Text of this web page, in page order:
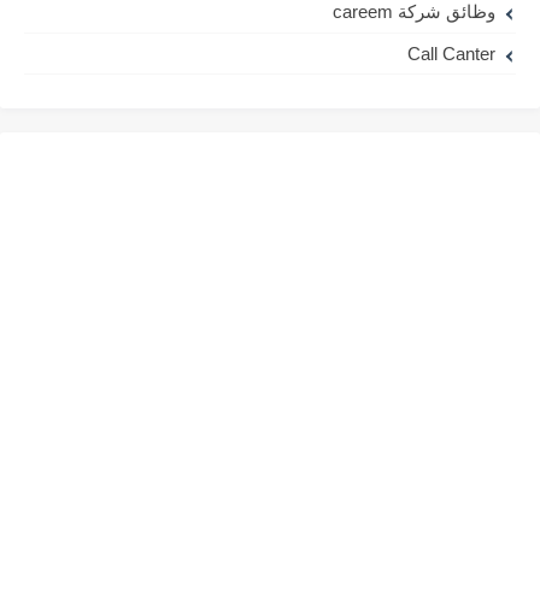
وظائق شركة careem
Call Canter